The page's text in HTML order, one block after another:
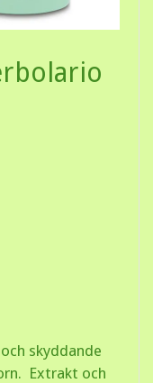
skyddande
Extrakt och